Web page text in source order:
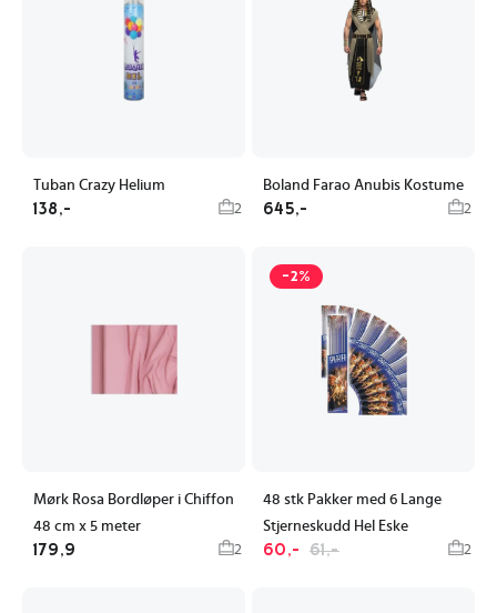
Tuban Crazy Helium
138,- 2
Boland Farao Anubis Kostume
645,- 2
Mørk Rosa Bordløper i Chiffon
48 cm x 5 meter
179,9 2
-2%
48 stk Pakker med 6 Lange
Stjerneskudd Hel Eske
60,- 61,- 2